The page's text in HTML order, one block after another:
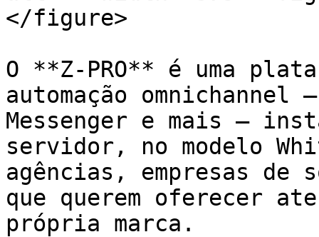
</figure>
O **Z-PRO** é uma
automação omnichannel
Messenger e mais —
servidor, no modelo
agências, empresas de
que querem oferecer
própria marca.